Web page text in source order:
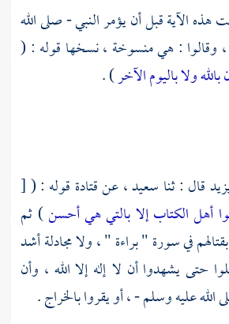
الآية قبل أن يؤمر النبي - صلى الله
، وقالوا : هي منسوخة ، نسخها قوله : (
ولا باليوم الآخر) .
قال : ثنا سعيد ،عنقتادة قوله : ([
أهل الكتاب إلا بالتي هي أحسن) ثم
في سورة " براءة " ، ولا مجادلة أشد
حتى يشهدوا أن لا إله إلا الله ، وأن
عليه وسلم - ، أو يقروا بالخراج .